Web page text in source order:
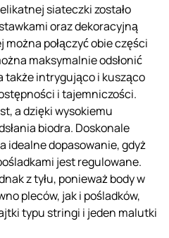
siateczki zostało
oraz dekoracyjną
połączyć obie części
maksymalnie odsłonić
także intrygująco i kusząco
i tajemniczości.
a dzięki wysokiemu
biodra. Doskonale
idealne dopasowanie, gdyż
jest regulowane.
z tyłu, ponieważ body w
pleców, jak i pośladków,
typu stringi i jeden malutki